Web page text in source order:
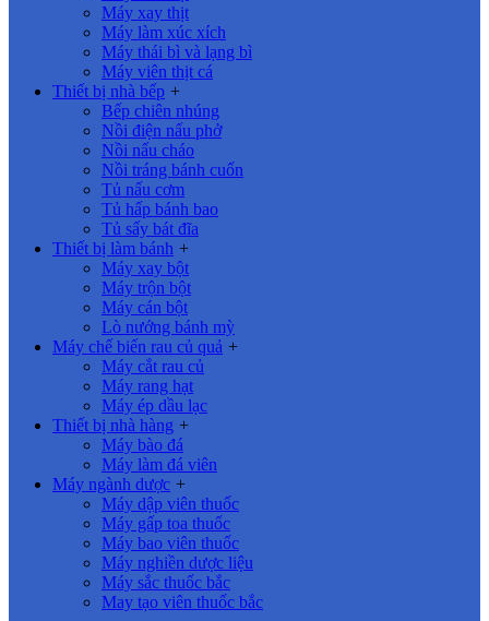
Máy xay thịt
Máy làm xúc xích
Máy thái bì và lạng bì
Máy viên thịt cá
Thiết bị nhà bếp +
Bếp chiên nhúng
Nồi điện nấu phở
Nồi nấu cháo
Nồi tráng bánh cuốn
Tủ nấu cơm
Tủ hấp bánh bao
Tủ sấy bát đĩa
Thiết bị làm bánh +
Máy xay bột
Máy trộn bột
Máy cán bột
Lò nướng bánh mỳ
Máy chế biến rau củ quả +
Máy cắt rau củ
Máy rang hạt
Máy ép dầu lạc
Thiết bị nhà hàng +
Máy bào đá
Máy làm đá viên
Máy ngành dược +
Máy dập viên thuốc
Máy gấp toa thuốc
Máy bao viên thuốc
Máy nghiền dược liệu
Máy sắc thuốc bắc
May tạo viên thuốc bắc